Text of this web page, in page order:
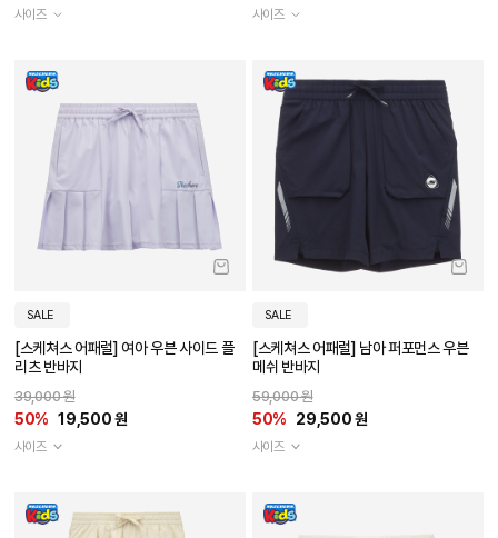
사이즈 사이즈
SALE
[스케쳐스 어패럴] 여아 우븐 사이드 플
리츠 반바지
39,000 원
50% 19,500 원
사이즈
SALE
[스케쳐스 어패럴] 남아 퍼포먼스 우븐
메쉬 반바지
59,000 원
50% 29,500 원
사이즈